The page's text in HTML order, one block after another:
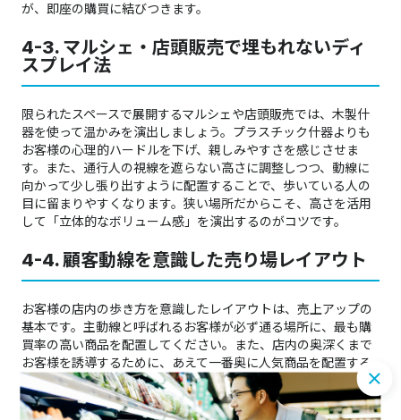
が、即座の購買に結びつきます。
4-3. マルシェ・店頭販売で埋もれないディ
スプレイ法
限られたスペースで展開するマルシェや店頭販売では、木製什
器を使って温かみを演出しましょう。プラスチック什器よりも
お客様の心理的ハードルを下げ、親しみやすさを感じさせま
す。また、通行人の視線を遮らない高さに調整しつつ、動線に
向かって少し張り出すように配置することで、歩いている人の
目に留まりやすくなります。狭い場所だからこそ、高さを活用
して「立体的なボリューム感」を演出するのがコツです。
4-4. 顧客動線を意識した売り場レイアウト
お客様の店内の歩き方を意識したレイアウトは、売上アップの
基本です。主動線と呼ばれるお客様が必ず通る場所に、最も購
買率の高い商品を配置してください。また、店内の奥深くまで
お客様を誘導するために、あえて一番奥に人気商品を配置する
「マグネット売り場」の手法も効果的です。回遊率が高まれ
ば、それだけ商品との出会いが増え、自然と客単価も向上しま
す。店内マップを描き、一度自身の動線をシミュレーションし